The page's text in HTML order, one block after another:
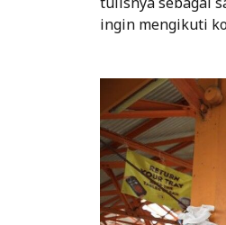
ingin mengikuti